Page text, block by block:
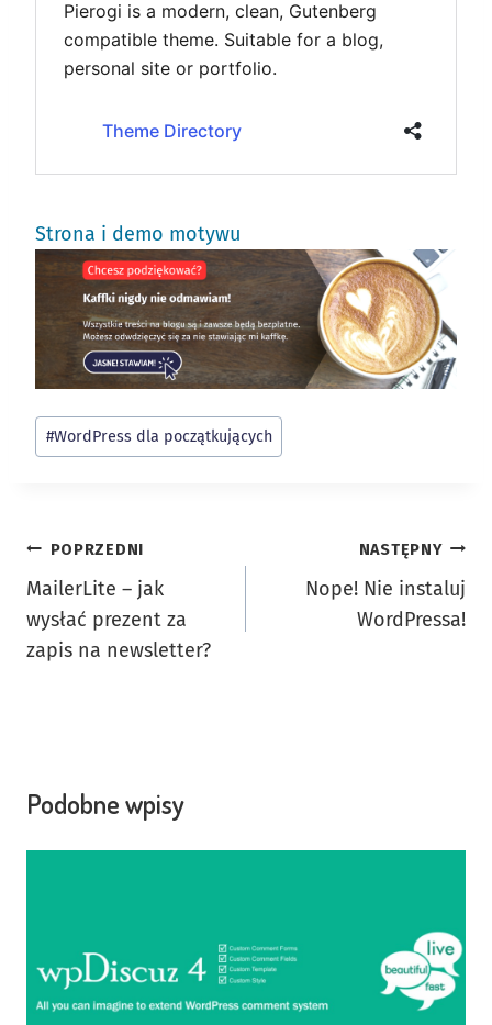
Strona i demo motywu
Tagi
wpisu:
#WordPress dla początkujących
Nawigacja
wpisu
POPRZEDNI
MailerLite – jak
wysłać prezent za
zapis na newsletter?
NASTĘPNY
Nope! Nie instaluj
WordPressa!
Podobne wpisy